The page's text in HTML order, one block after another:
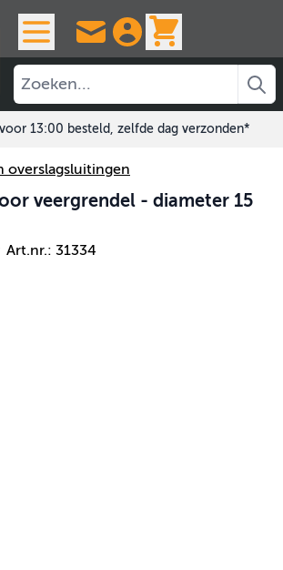
13:00 besteld, zelfde dag verzonden*
overslagsluitingen
veergrendel - diameter 15
Art.nr.: 31334